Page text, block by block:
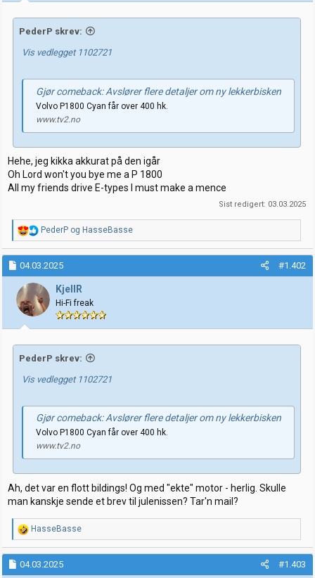
PederP skrev:
Vis vedlegget 1102721
Gjør comeback: Avslører flere detaljer om ny lekkerbisken
Volvo P1800 Cyan får over 400 hk.
www.tv2.no
Hehe, jeg kikka akkurat på den igår
Oh Lord won't you bye me a P 1800
All my friends drive E-types I must make a mence
Sist redigert: 03.03.2025
R
e
a
k
j
o
n
r
PederP og HasseBasse
04.03.2025 #1.402
KjellR
Hi-Fi freak
PederP skrev:
Vis vedlegget 1102721
Gjør comeback: Avslører flere detaljer om ny lekkerbisken
Volvo P1800 Cyan får over 400 hk.
www.tv2.no
Ah, det var en flott bildings! Og med "ekte" motor - herlig. Skulle
man kanskje sende et brev til julenissen? Tar'n mail?
R
e
a
k
HasseBasse
04.03.2025 #1.403